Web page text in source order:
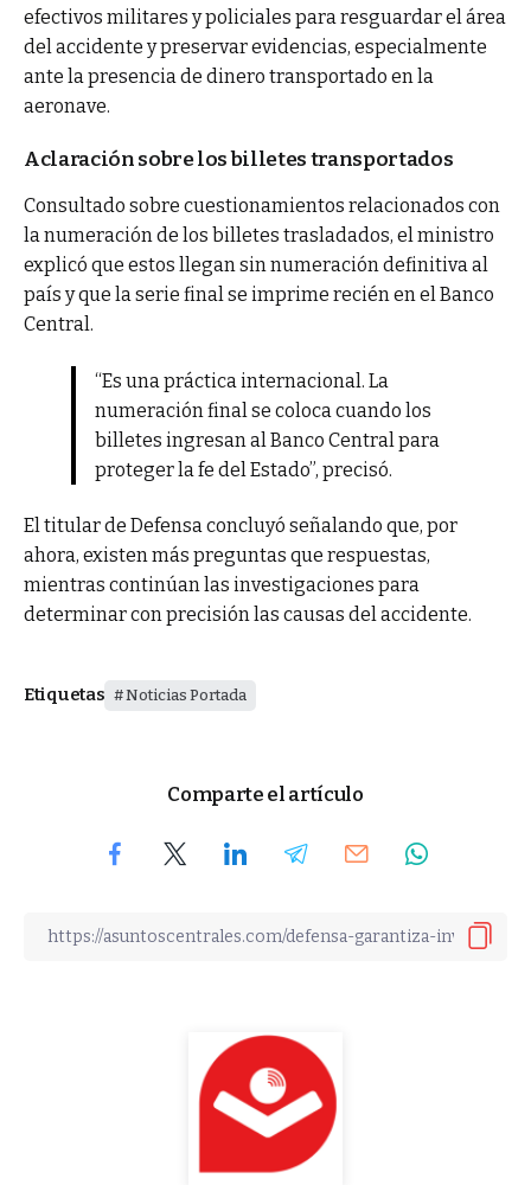
efectivos militares y policiales para resguardar el área
del accidente y preservar evidencias, especialmente
ante la presencia de dinero transportado en la
aeronave.
Aclaración sobre los billetes transportados
Consultado sobre cuestionamientos relacionados con
la numeración de los billetes trasladados, el ministro
explicó que estos llegan sin numeración definitiva al
país y que la serie final se imprime recién en el Banco
Central.
“Es una práctica internacional. La
numeración final se coloca cuando los
billetes ingresan al Banco Central para
proteger la fe del Estado”, precisó.
El titular de Defensa concluyó señalando que, por
ahora, existen más preguntas que respuestas,
mientras continúan las investigaciones para
determinar con precisión las causas del accidente.
Etiquetas Noticias Portada
Comparte el artículo